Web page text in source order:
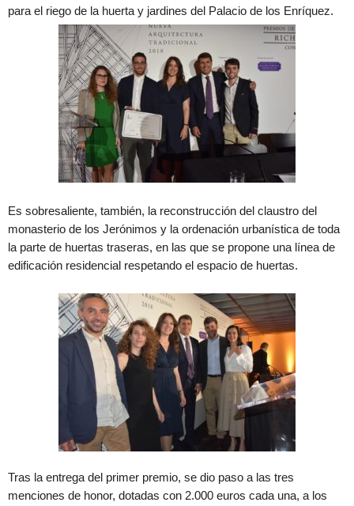
para el riego de la huerta y jardines del Palacio de los Enríquez.
Es sobresaliente, también, la reconstrucción del claustro del
monasterio de los Jerónimos y la ordenación urbanística de toda
la parte de huertas traseras, en las que se propone una línea de
edificación residencial respetando el espacio de huertas.
Tras la entrega del primer premio, se dio paso a las tres
menciones de honor, dotadas con 2.000 euros cada una, a los